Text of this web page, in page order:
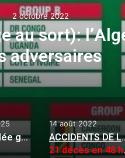
2 octobre 2022
au sort):
adversaires
2e Assemblée général du Conseil supérieur de la jeunesse : Hidaoui appelle à intensifier les actions au niveau local
14 août 2022
ACCIDENTS
21 décès en 48 heures